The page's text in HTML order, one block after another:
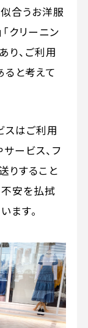
合うお洋服
クリーニン
り、ご利用
と考えて
スはご利用
ービス、フ
りすること
不安を払拭
ます。